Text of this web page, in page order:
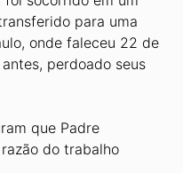
para uma
onde faleceu 22 de
perdoado seus
que Padre
do trabalho